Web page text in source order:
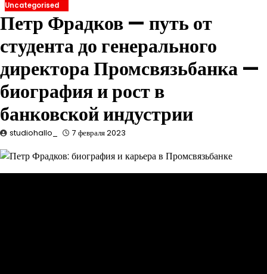
Uncategorised
Петр Фрадков — путь от
студента до генерального
директора Промсвязьбанка —
биография и рост в
банковской индустрии
studiohallo_ 7 февраля 2023